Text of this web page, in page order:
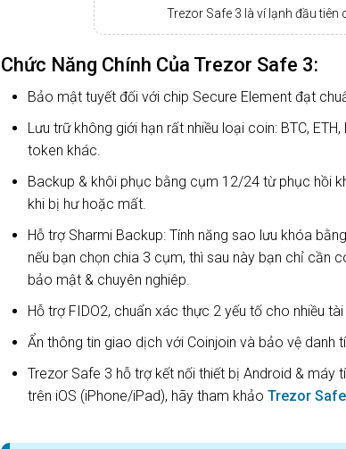
Trezor Safe 3 là ví lạnh đầu tiên
Chức Năng Chính Của Trezor Safe 3:
Bảo mật tuyết đối với chip Secure Element đạt
Lưu trữ không giới hạn rất nhiều loại coin: BTC,
token khác.
Backup & khôi phục bằng cụm 12/24 từ phục hồi
khi bị hư hoặc mất.
Hỗ trợ Sharmi Backup: Tính năng sao lưu khóa
nếu bạn chọn chia 3 cụm, thì sau này bạn chỉ
bảo mật & chuyên nghiêp.
Hỗ trợ FIDO2, chuẩn xác thực 2 yếu tố cho nhiều
Ẩn thông tin giao dịch với Coinjoin và bảo vệ danh
Trezor Safe 3 hỗ trợ kết nối thiết bị Android & máy
trên iOS (iPhone/iPad), hãy tham khảo Trezor